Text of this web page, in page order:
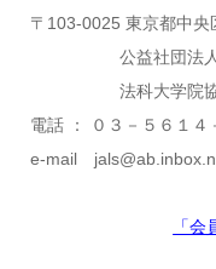
〒103-0025 東京都中
公益社団法人 商
法科大学院協会事
電話 ： ０３－５６１４
e-mail
「